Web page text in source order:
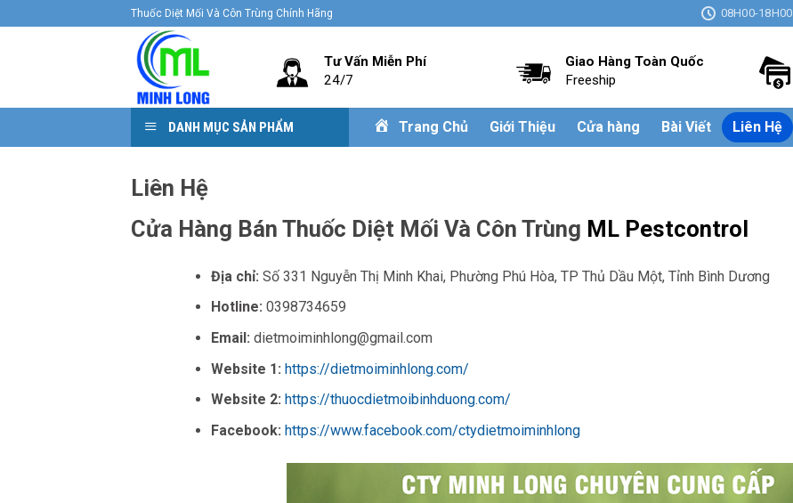
to
Thuốc Diệt Mối Và Côn Trùng Chính Hãng 08H00-18H00
Tư Vấn Miễn Phí
24/7
Giao Hàng Toàn Quốc
Freeship
DANH MỤC SẢN PHẨM Trang Chủ Giới Thiệu Cửa hàng Bài Viết Liên Hệ
Liên Hệ
Cửa Hàng Bán Thuốc Diệt Mối Và Côn Trùng ML Pestcontrol
Địa chỉ: Số 331 Nguyễn Thị Minh Khai, Phường Phú Hòa, TP Thủ Dầu Một, Tỉnh Bình Dương
Hotline: 0398734659
Email: dietmoiminhlong@gmail.com
Website 1: https://dietmoiminhlong.com/
Website 2: https://thuocdietmoibinhduong.com/
Facebook: https://www.facebook.com/ctydietmoiminhlong